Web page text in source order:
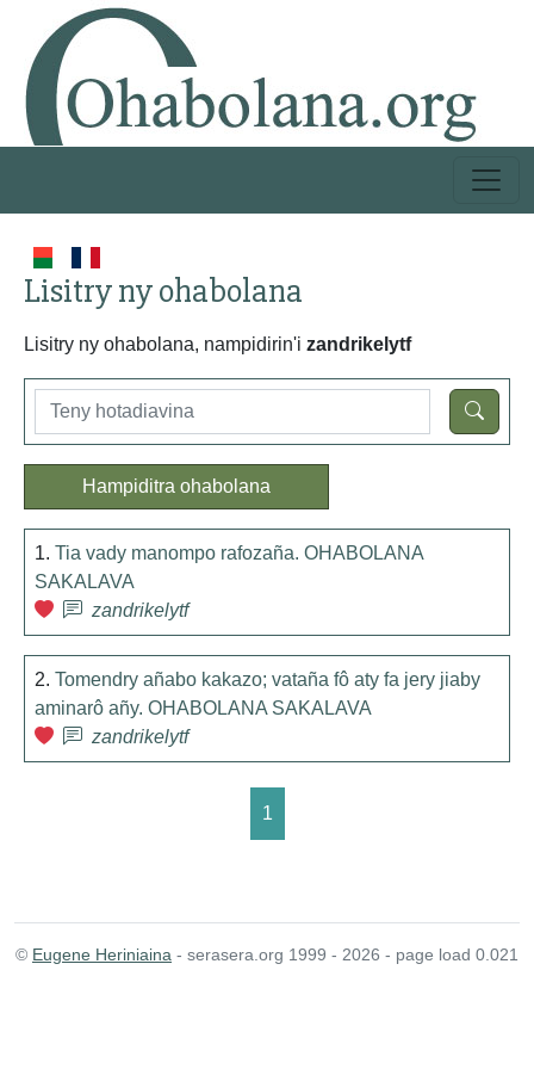
Lisitry ny ohabolana
Lisitry ny ohabolana, nampidirin'i zandrikelytf
Hampiditra ohabolana
1. Tia vady manompo rafozaña. OHABOLANA
SAKALAVA
zandrikelytf
2. Tomendry añabo kakazo; vataña fô aty fa jery jiaby
aminarô añy. OHABOLANA SAKALAVA
zandrikelytf
1
© Eugene Heriniaina - serasera.org 1999 - 2026 - page load 0.021